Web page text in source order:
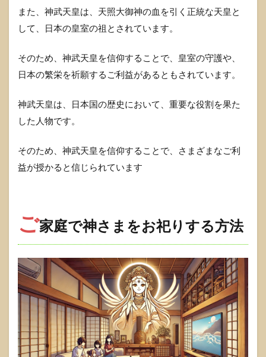
また、神武天皇は、天照大御神の血を引く正統な天皇と
して、日本の皇室の祖とされています。
そのため、神武天皇を信仰することで、皇室の守護や、
日本の繁栄を祈願するご利益があるともされています。
神武天皇は、日本国の歴史において、重要な役割を果た
した人物です。
そのため、神武天皇を信仰することで、さまざまなご利
益が授かると信じられています
ご家庭で神さまをお祀りする方法